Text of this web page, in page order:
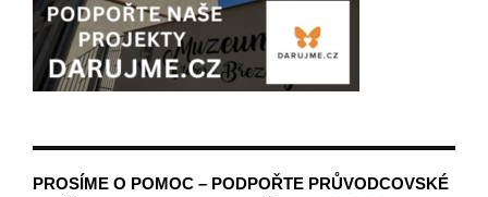
PROSÍME O POMOC – PODPOŘTE PRŮVODCOVSKÉ